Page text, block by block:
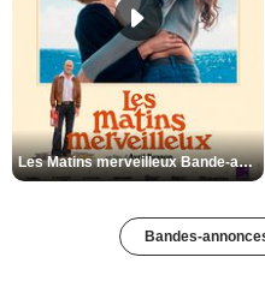
Les Matins merveilleux Bande-annonce VF
Bandes-